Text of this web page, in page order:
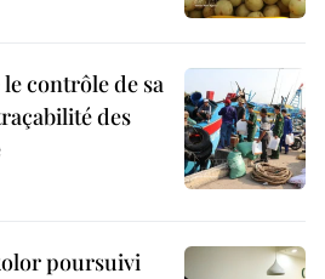
contrôle de sa
des
poursuivi